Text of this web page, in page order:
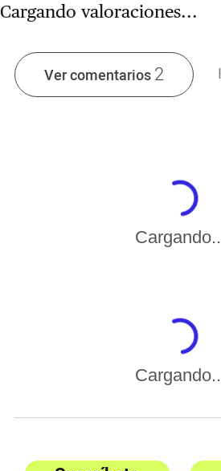
Cargando valoraciones...
Ver comentarios2